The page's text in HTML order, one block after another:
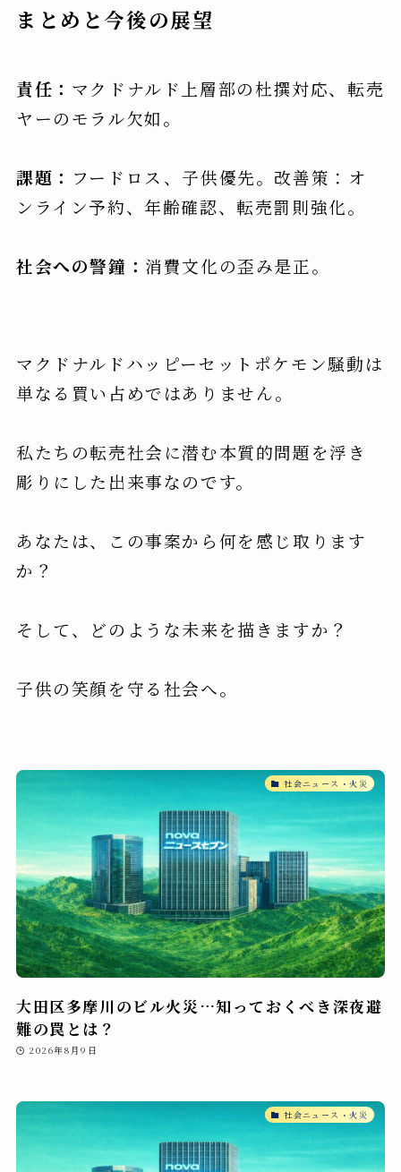
まとめと今後の展望
責任： マクドナルド上層部の杜撰対応、転売
ヤーのモラル欠如。
課題： フードロス、子供優先。改善策：オ
ンライン予約、年齢確認、転売罰則強化。
社会への警鐘： 消費文化の歪み是正。
マクドナルドハッピーセットポケモン騒動は
単なる買い占めではありません。
私たちの転売社会に潜む本質的問題を浮き
彫りにした出来事なのです。
あなたは、この事案から何を感じ取ります
か？
そして、どのような未来を描きますか？
子供の笑顔を守る社会へ。
社会ニュース・火災
大田区多摩川のビル火災…知っておくべき深夜避
難の罠とは？
2026年8月9日
社会ニュース・火災